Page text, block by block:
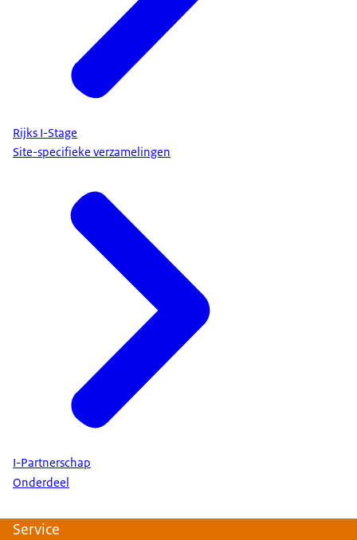
Rijks I-Stage
Site-specifieke verzamelingen
I-Partnerschap
Onderdeel
Service